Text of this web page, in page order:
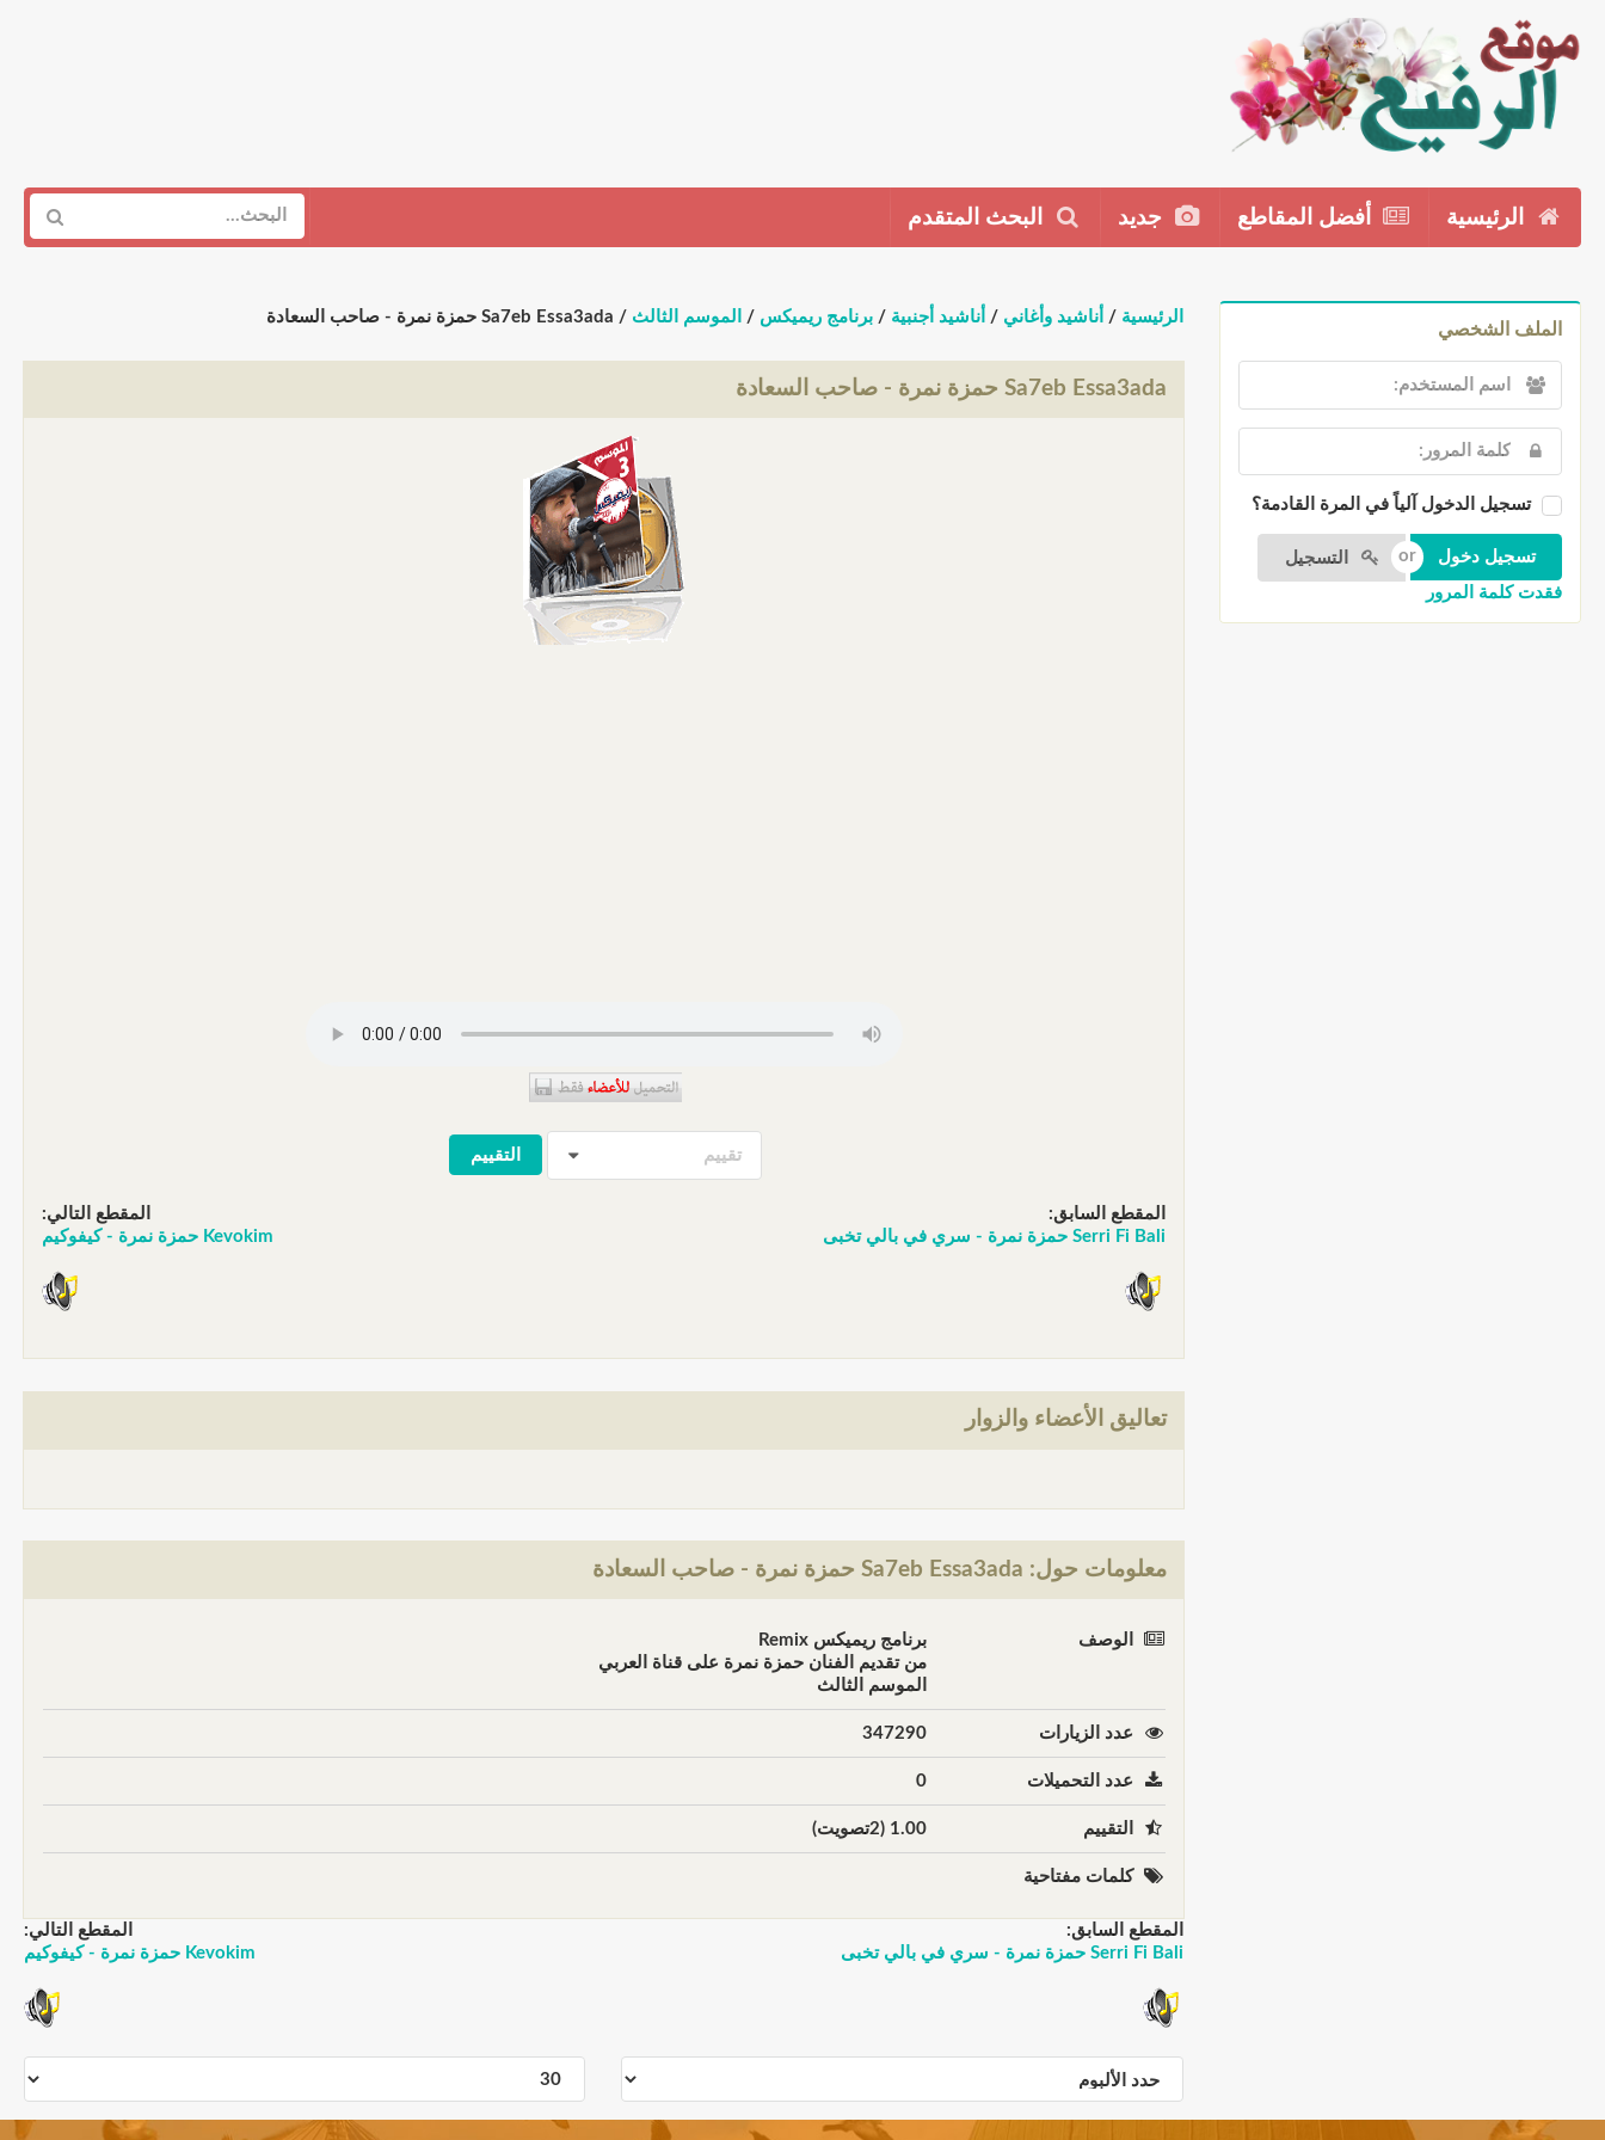
الرئيسية أفضل المقاطع جديد البحث المتقدم
الملف الشخصي
تسجيل الدخول آلياً في المرة القادمة؟
التسجيل
فقدت كلمة المرور
الرئيسية / أناشيد وأغاني / أناشيد أجنبية /برنامج ريميكس / الموسم الثالث / Sa7eb Essa3ada حمزة نمرة - صاحب السعادة
Sa7eb Essa3ada حمزة نمرة - صاحب السعادة
تقييم
المقطع السابق:
Serri Fi Bali حمزة نمرة - سري في بالي تخبى
المقطع التالي:
Kevokim حمزة نمرة - كيفوكيم
تعاليق الأعضاء والزوار
معلومات حول: Sa7eb Essa3ada حمزة نمرة - صاحب السعادة
الوصف
برنامج ريميكس Remix
من تقديم الفنان حمزة نمرة على قناة العربي
الموسم الثالث
عدد الزيارات 347290
عدد التحميلات 0
التقييم 1.00 (2تصويت)
كلمات مفتاحية
المقطع السابق:
Serri Fi Bali حمزة نمرة - سري في بالي تخبى
المقطع التالي:
Kevokim حمزة نمرة - كيفوكيم